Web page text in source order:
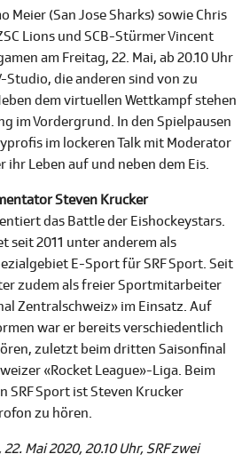
Meier (San Jose Sharks) sowie Chris
Lions und SCB-Stürmer Vincent
am Freitag, 22. Mai, ab 20.10 Uhr
Studio, die anderen sind von zu
dem virtuellen Wettkampf stehen
im Vordergrund. In den Spielpausen
im lockeren Talk mit Moderator
ihr Leben auf und neben dem Eis.
Steven Krucker
das Battle der Eishockeystars.
seit 2011 unter anderem als
E-Sport für SRF Sport. Seit
zudem als freier Sportmitarbeiter
Zentralschweiz» im Einsatz. Auf
war er bereits verschiedentlich
zuletzt beim dritten Saisonfinal
«Rocket League»-Liga. Beim
SRF Sport ist Steven Krucker
zu hören.
Mai 2020, 20.10 Uhr, SRF zwei